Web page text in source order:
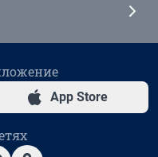
App Store